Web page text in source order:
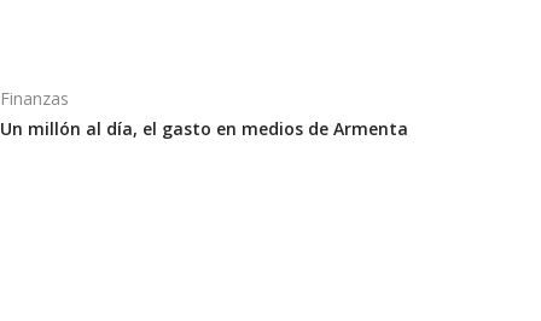
Finanzas
Un millón al día, el gasto en medios de Armenta